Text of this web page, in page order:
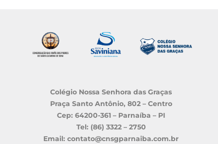
Colégio Nossa Senhora das Graças
Praça Santo Antônio, 802 – Centro
Cep: 64200-361 – Parnaíba – PI
Tel: (86) 3322 – 2750
Email: contato@cnsgparnaiba.com.br